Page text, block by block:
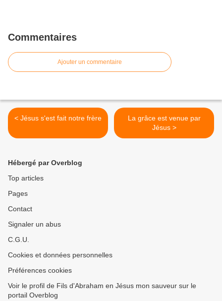
Commentaires
Ajouter un commentaire
< Jésus s'est fait notre frère
La grâce est venue par
Jésus >
Hébergé par Overblog
Top articles
Pages
Contact
Signaler un abus
C.G.U.
Cookies et données personnelles
Préférences cookies
Voir le profil de Fils d'Abraham en Jésus mon sauveur sur le
portail Overblog